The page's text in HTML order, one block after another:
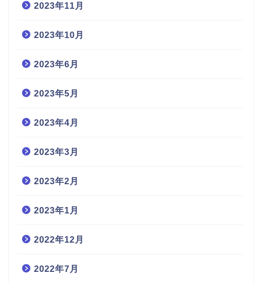
2023年11月
2023年10月
2023年6月
2023年5月
2023年4月
2023年3月
2023年2月
2023年1月
2022年12月
2022年7月